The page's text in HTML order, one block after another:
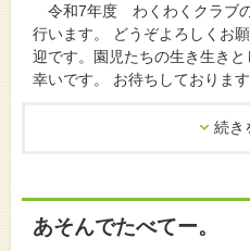
令和7年度 わくわくクラブ
行います。 どうぞよろしくお
迎です。園児たちの生き生き
幸いです。 お待ちしておりま
続き
あそんでたべてー。